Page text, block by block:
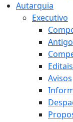
Autarquia
Executivo
Editais
Avisos